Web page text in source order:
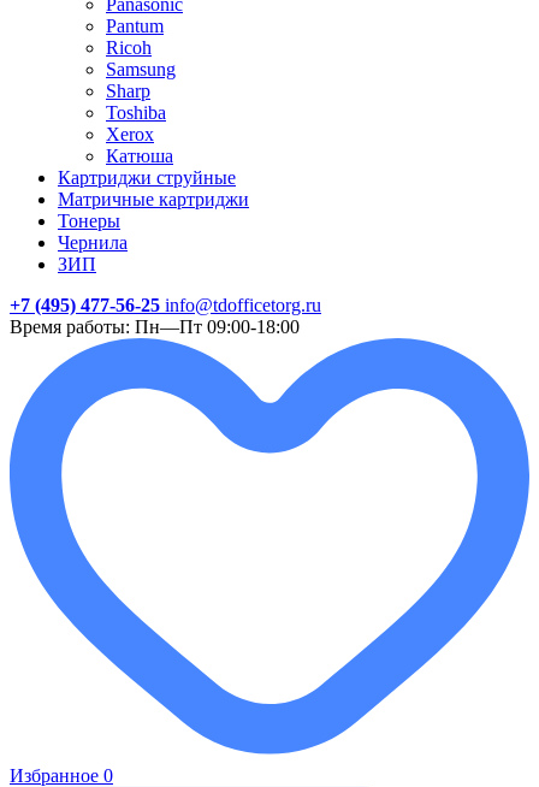
Pantum
Ricoh
Samsung
Sharp
Toshiba
Xerox
Катюша
Картриджи струйные
Матричные картриджи
Тонеры
Чернила
ЗИП
+7 (495) 477-56-25 info@tdofficetorg.ru
Время работы: Пн—Пт 09:00-18:00
Избранное 0